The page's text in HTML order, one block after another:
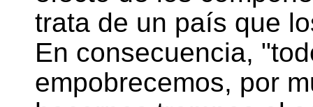
trata de un país que
En consecuencia,
empobrecemos, por